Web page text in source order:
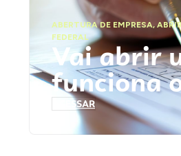
ABERTURA DE EMPRESA,
FEDERAL
Vai abrir
funciona
ACESSAR